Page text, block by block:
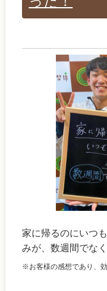
家に帰るのにいつ
みが、数週間でな
※お客様の感想であり、